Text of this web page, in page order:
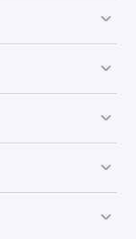
在后台生成两笔
，您将选择合
DOGE/USD 的
于资助 DOGE 购
历史记录中会显
和单笔吃单费。
用价格执行。您
市场价格保护
并在有足够的深
转换所支付的费
时市场数据。这
、成交量分布
实时行情。所有
。您选择合成交
。